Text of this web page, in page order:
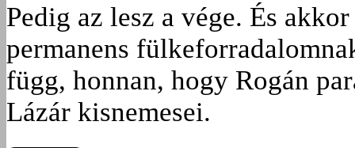
Pedig az lesz a vége. És
permanens
függ, honnan, hogy Rogán
Lázár kisnemesei.